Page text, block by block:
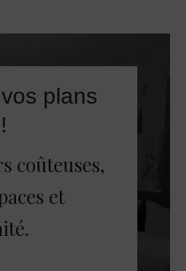
plans
coûteuses,
et